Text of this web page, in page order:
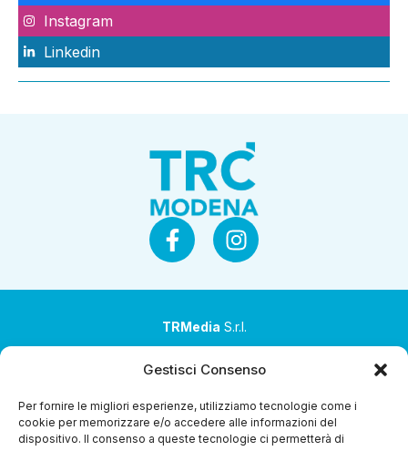
Gestisci Consenso
Per fornire le migliori esperienze, utilizziamo tecnologie come i
cookie per memorizzare e/o accedere alle informazioni del
dispositivo. Il consenso a queste tecnologie ci permetterà di
Instagram
Linkedin
TRMedia S.r.l.
coordinamento da parte di Coop Alleanza 3.0 Soc. Coop.
Sede legale: via Ragazzi del ’99 nr. 51 42124 Reggio Emilia